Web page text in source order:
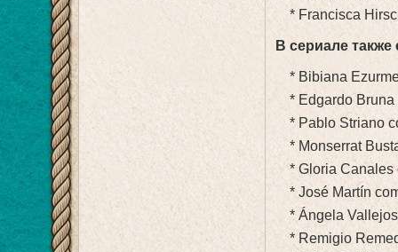
* Francisca
В сериале
* Bibiana
* Edgardo Bruna
* Pablo Striano
* Monserrat
* Gloria Canales
* José Martín
* Ángela
* Remigio